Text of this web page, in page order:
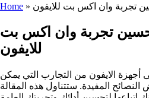
Home » تجربة وان اكس بت للايفون
تجربة وان اكس بت
للايفون
الايفون من التجارب التي يمكن
المفيدة. ستتناول هذه المقالة